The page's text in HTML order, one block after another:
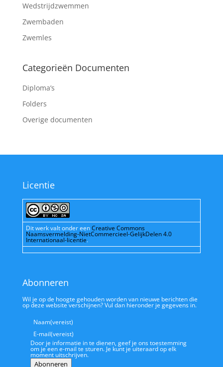
Wedstrijdzwemmen
Zwembaden
Zwemles
Categorieën Documenten
Diploma’s
Folders
Overige documenten
Licentie
Dit werk valt onder eenCreative Commons
Naamsvermelding-NietCommercieel-GelijkDelen 4.0
Internationaal-licentie.
Abonneren
Wil je op de hoogte gehouden worden van nieuwe berichten die
op deze website verschijnen? Vul dan hieronder je gegevens in.
Naam(vereist)
E-mail(vereist)
Door je informatie in te dienen, geef je ons toestemming
om je een e-mail te sturen. Je kunt je uiteraard op elk
moment uitschrijven.
Abonneren